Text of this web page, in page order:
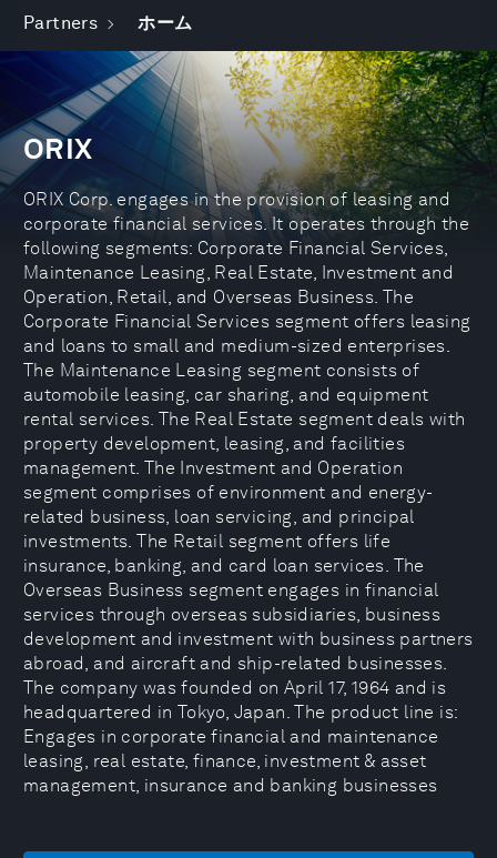
Partners ホーム
ORIX
ORIX Corp. engages in the provision of leasing and
corporate financial services. It operates through the
following segments: Corporate Financial Services,
Maintenance Leasing, Real Estate, Investment and
Operation, Retail, and Overseas Business. The
Corporate Financial Services segment offers leasing
and loans to small and medium-sized enterprises.
The Maintenance Leasing segment consists of
automobile leasing, car sharing, and equipment
rental services. The Real Estate segment deals with
property development, leasing, and facilities
management. The Investment and Operation
segment comprises of environment and energy-
related business, loan servicing, and principal
investments. The Retail segment offers life
insurance, banking, and card loan services. The
Overseas Business segment engages in financial
services through overseas subsidiaries, business
development and investment with business partners
abroad, and aircraft and ship-related businesses.
The company was founded on April 17, 1964 and is
headquartered in Tokyo, Japan. The product line is:
Engages in corporate financial and maintenance
leasing, real estate, finance, investment & asset
management, insurance and banking businesses